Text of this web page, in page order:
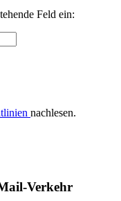
Feld ein:
nachlesen.
Verkehr